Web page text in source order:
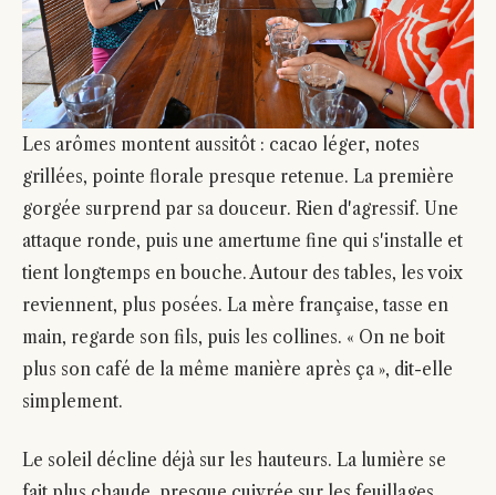
Les arômes montent aussitôt : cacao léger, notes
grillées, pointe florale presque retenue. La première
gorgée surprend par sa douceur. Rien d'agressif. Une
attaque ronde, puis une amertume fine qui s'installe et
tient longtemps en bouche. Autour des tables, les voix
reviennent, plus posées. La mère française, tasse en
main, regarde son fils, puis les collines. « On ne boit
plus son café de la même manière après ça », dit-elle
simplement.
Le soleil décline déjà sur les hauteurs. La lumière se